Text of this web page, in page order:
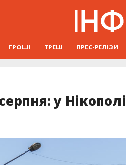
ГРОШІ ТРЕШ ПРЕС-РЕЛІЗИ
у